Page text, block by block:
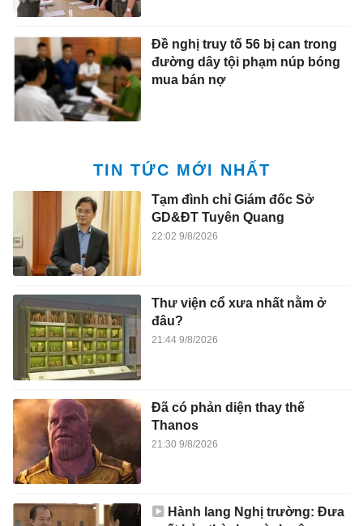
Đề nghị truy tố 56 bị can trong
đường dây tội phạm núp bóng
mua bán nợ
TIN TỨC MỚI NHẤT
Tạm đình chỉ Giám đốc Sở
GD&ĐT Tuyên Quang
22:02 9/8/2026
Thư viện cổ xưa nhất nằm ở
đâu?
21:44 9/8/2026
Đã có phản diện thay thế
Thanos
21:30 9/8/2026
Hành lang Nghị trường: Đưa